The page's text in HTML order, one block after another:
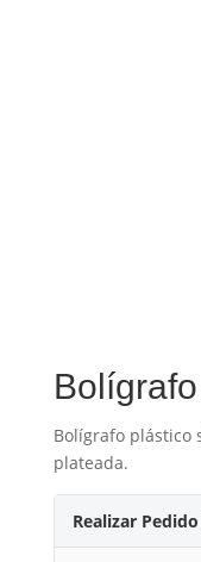
Bolígrafo plástico
plateada.
Realizar